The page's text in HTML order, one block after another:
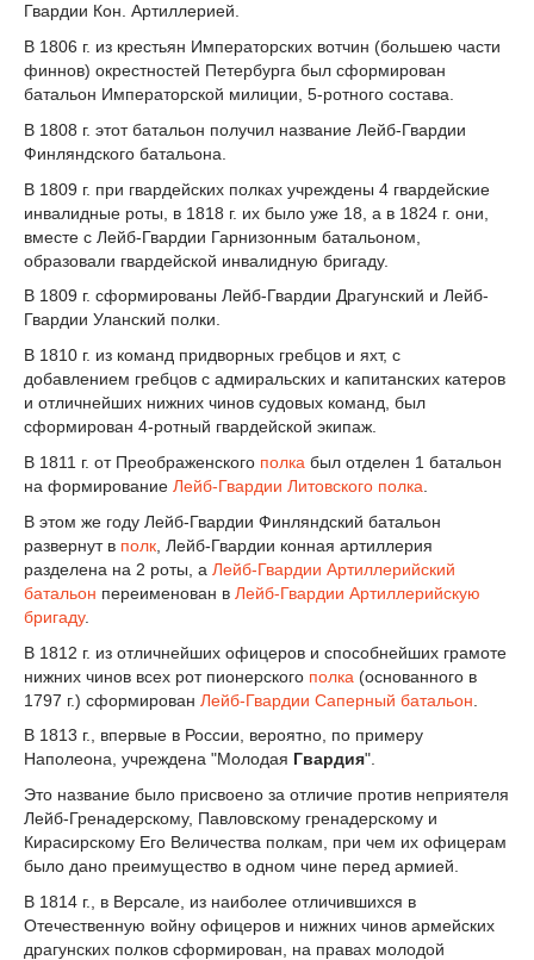
Гвардии Кон. Артиллерией.
В 1806 г. из крестьян Императорских вотчин (большею части
финнов) окрестностей Петербурга был сформирован
батальон Императорской милиции, 5-ротного состава.
В 1808 г. этот батальон получил название Лейб-Гвардии
Финляндского батальона.
В 1809 г. при гвардейских полках учреждены 4 гвардейские
инвалидные роты, в 1818 г. их было уже 18, а в 1824 г. они,
вместе с Лейб-Гвардии Гарнизонным батальоном,
образовали гвардейской инвалидную бригаду.
В 1809 г. сформированы Лейб-Гвардии Драгунский и Лейб-
Гвардии Уланский полки.
В 1810 г. из команд придворных гребцов и яхт, с
добавлением гребцов с адмиральских и капитанских катеров
и отличнейших нижних чинов судовых команд, был
сформирован 4-ротный гвардейской экипаж.
В 1811 г. от Преображенского полка был отделен 1 батальон
на формирование Лейб-Гвардии Литовского полка
В этом же году Лейб-Гвардии Финляндский батальон
развернут в полк , Лейб-Гвардии конная артиллерия
разделена на 2 роты, а Лейб-Гвардии Артиллерийский
батальон переименован в Лейб-Гвардии Артиллерийскую
бригаду.
В 1812 г. из отличнейших офицеров и способнейших грамоте
нижних чинов всех рот пионерского полка (основанного в
1797 г.) сформирован Лейб-Гвардии Саперный батальон
В 1813 г., впервые в России, вероятно, по примеру
Наполеона, учреждена "Молодая Гвардия".
Это название было присвоено за отличие против неприятеля
Лейб-Гренадерскому, Павловскому гренадерскому и
Кирасирскому Его Величества полкам, при чем их офицерам
было дано преимущество в одном чине перед армией.
В 1814 г., в Версале, из наиболее отличившихся в
Отечественную войну офицеров и нижних чинов армейских
драгунских полков сформирован, на правах молодой